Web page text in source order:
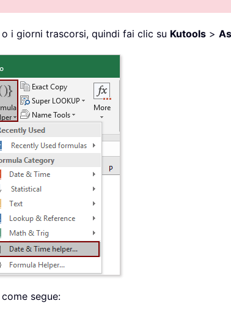
i giorni trascorsi, quindi fai clic su Kutools >
segue: